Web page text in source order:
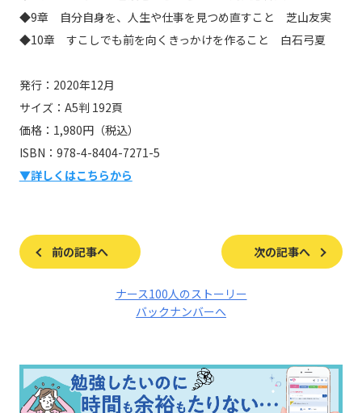
◆9章 自分自身を、人生や仕事を見つめ直すこと 芝山友実
◆10章 すこしでも前を向くきっかけを作ること 白石弓夏
発行：2020年12月
サイズ：A5判 192頁
価格：1,980円（税込）
ISBN：978-4-8404-7271-5
▼詳しくはこちらから
前の記事へ 次の記事へ
ナース100人のストーリー
バックナンバーへ